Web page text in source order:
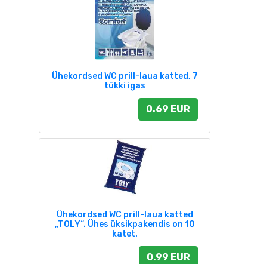
Ühekordsed WC prill-laua katted, 7
tükki igas
0.69 EUR
Ühekordsed WC prill-laua katted
„TOLY“. Ühes üksikpakendis on 10
katet.
0.99 EUR